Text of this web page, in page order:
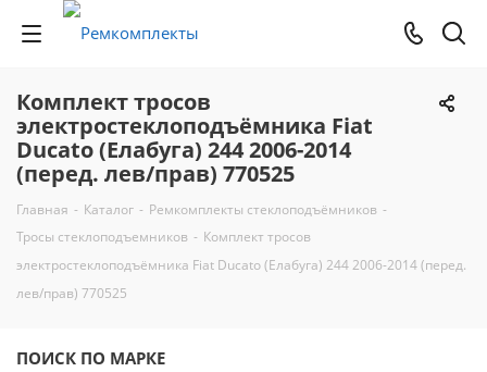
Комплект тросов
электростеклоподъёмника Fiat
Ducato (Елабуга) 244 2006-2014
(перед. лев/прав) 770525
Главная - Каталог - Ремкомплекты стеклоподъёмников -
Тросы стеклоподъемников - Комплект тросов
электростеклоподъёмника Fiat Ducato (Елабуга) 244 2006-2014 (перед.
лев/прав) 770525
ПОИСК ПО МАРКЕ